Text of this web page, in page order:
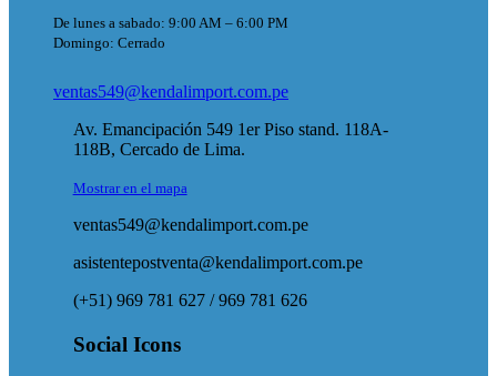
De lunes a sabado: 9:00 AM – 6:00 PM
Domingo: Cerrado
ventas549@kendalimport.com.pe
Av. Emancipación 549 1er Piso stand. 118A-
118B, Cercado de Lima.
Mostrar en el mapa
ventas549@kendalimport.com.pe
asistentepostventa@kendalimport.com.pe
(+51) 969 781 627 / 969 781 626
Social Icons